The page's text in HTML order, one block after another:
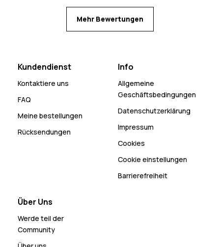
Mehr Bewertungen
Kundendienst
Kontaktiere uns
FAQ
Meine bestellungen
Rücksendungen
Info
Allgemeine
Geschäftsbedingungen
Datenschutzerklärung
Impressum
Cookies
Cookie einstellungen
Barrierefreiheit
Über Uns
Werde teil der
Community